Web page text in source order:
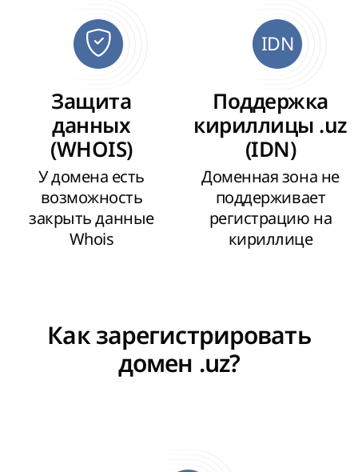
Защита
данных
(WHOIS)
У домена есть
возможность
закрыть данные
Whois
IDN
Поддержка
кириллицы .uz
(IDN)
Доменная зона не
поддерживает
регистрацию на
кириллице
Как зарегистрировать
домен .uz?